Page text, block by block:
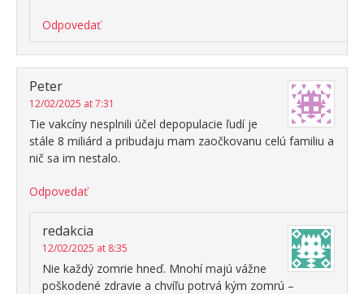
Odpovedať
Peter
12/02/2025 at 7:31
Tie vakcíny nesplnili účel depopulacie ľudí je
stále 8 miliárd a pribudaju mam zaočkovanu celú familiu a
nič sa im nestalo.
Odpovedať
redakcia
12/02/2025 at 8:35
Nie každý zomrie hneď. Mnohí majú vážne
poškodené zdravie a chvíľu potrvá kým zomrú –